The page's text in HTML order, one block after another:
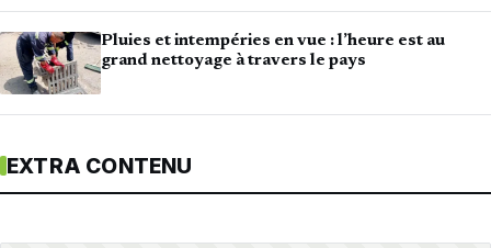
Pluies et intempéries en vue : l’heure est au
grand nettoyage à travers le pays
EXTRA CONTENU